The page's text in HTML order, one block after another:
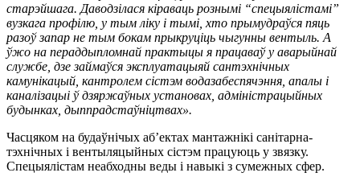
старэйшага. Даводзілася кіраваць рознымі “спецыялістамі”
вузкага профілю, у тым ліку і тымі, хто прымудраўся пяць
разоў запар не тым бокам прыкруціць чыгунны вентыль. А
ўжо на пераддыпломнай практыцы я працаваў у аварыйнай
службе, дзе займаўся эксплуатацыяй сантэхнічных
камунікацый, кантролем сістэм водазабеспячэння, апалы і
каналізацыі ў дзяржаўных установах, адміністрацыйных
будынках, дыппрадстаўніцтвах».
Часцяком на будаўнічых аб’ектах мантажнікі санітарна-
тэхнічных і вентыляцыйных сістэм працуюць у звязку.
Спецыялістам неабходны веды і навыкі з сумежных сфер.